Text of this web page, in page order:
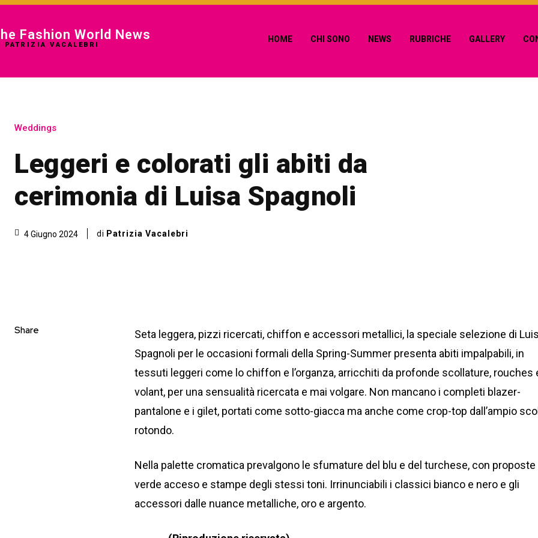
Fashion World News
PATRIZIA VACALEBRI
HOME CHI SONO NEWS RUBRICHE GALLERY
Weddings
Leggeri e colorati gli abiti da
cerimonia di Luisa Spagnoli
4 Giugno 2024 di Patrizia Vacalebri
Share
Seta leggera, pizzi ricercati, chiffon e accessori metallici, la speciale selezione di
Spagnoli per le occasioni formali della Spring-Summer presenta abiti impalpabili, in
tessuti leggeri come lo chiffon e l’organza, arricchiti da profonde scollature, rouches
volant, per una sensualità ricercata e mai volgare. Non mancano i completi blazer-
pantalone e i gilet, portati come sotto-giacca ma anche come crop-top dall’ampio
rotondo.
Nella palette cromatica prevalgono le sfumature del blu e del turchese, con proposte
verde acceso e stampe degli stessi toni. Irrinunciabili i classici bianco e nero e gli
accessori dalle nuance metalliche, oro e argento.